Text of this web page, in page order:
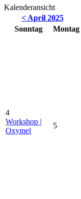
Kalenderansicht
< April 2025
Sonntag Montag
4
Workshop |
Oxymel
5